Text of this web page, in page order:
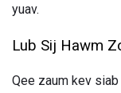
yuav.
Lub Sij Hawm
Qee zaum kev